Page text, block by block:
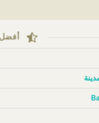
أفضل 10 مقاطع وألبومات حسب التقييم